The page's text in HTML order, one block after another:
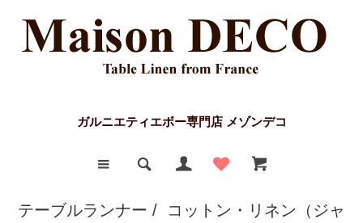
ガルニエティエボー専門店 メゾンデコ
テーブルランナー /
コットン・リネン（ジャ